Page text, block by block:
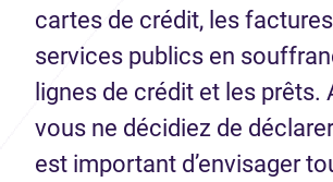
cartes de crédit, les
services publics en
lignes de crédit et les prêts.
vous ne décidiez de
est important d’envisager